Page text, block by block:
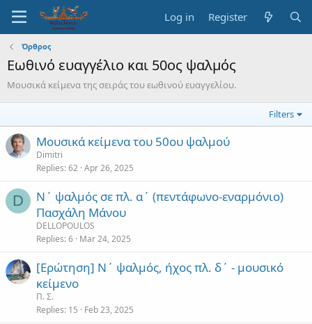
Log in Register
Όρθρος
Εωθινό ευαγγέλιο και 50ος ψαλμός
Μουσικά κείμενα της σειράς του εωθινού ευαγγελίου.
Filters
Μουσικά κείμενα του 50ου ψαλμού
Dimitri
Replies 62 Apr 26, 2025
D
Ν΄ ψαλμός σε πλ. α΄ (πεντάφωνο-εναρμόνιο)
Πασχάλη Μάνου
DELLOPOULOS
Replies 6 Mar 24, 2025
[Ερώτηση] Ν΄ ψαλμός, ήχος πλ. δ΄ - μουσικό
κείμενο
Π. Σ.
Replies 15 Feb 23, 2025